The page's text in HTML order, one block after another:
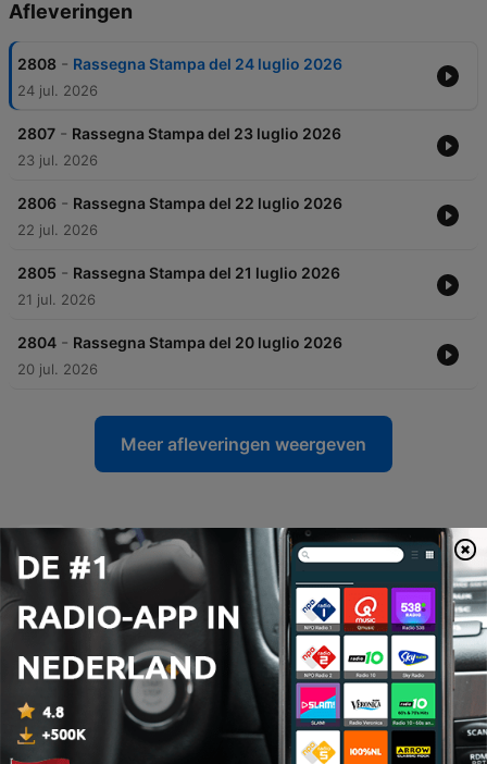
Afleveringen
2808 - Rassegna Stampa del 24 luglio 2026
24 jul. 2026
2807 - Rassegna Stampa del 23 luglio 2026
23 jul. 2026
2806 - Rassegna Stampa del 22 luglio 2026
22 jul. 2026
2805 - Rassegna Stampa del 21 luglio 2026
21 jul. 2026
2804 - Rassegna Stampa del 20 luglio 2026
20 jul. 2026
Meer afleveringen weergeven
Rádió 24Dunaújváros-podcasts